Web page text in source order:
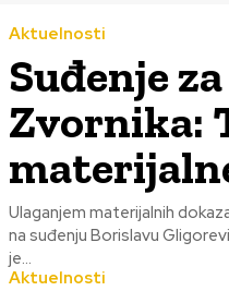
Aktuelnosti
Suđenje
Zvornika:
Ulaganjem materijalnih
na suđenju Borislavu Gligoreviću za
je...
Aktuelnosti